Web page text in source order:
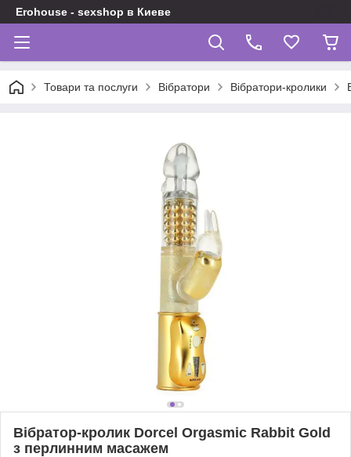
Erohouse - sexshop в Киеве
Товари та послуги Вібратори Вібратори-кролики
Вібратор-кролик Dorcel Orgasmic Rabbit Gold
з перлинним масажем